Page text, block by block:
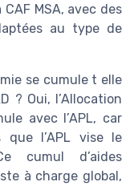
MSA, avec des
au type de
se cumule t elle
? Oui, l’Allocation
avec l’APL, car
que l’APL vise le
cumul d’aides
à charge global,